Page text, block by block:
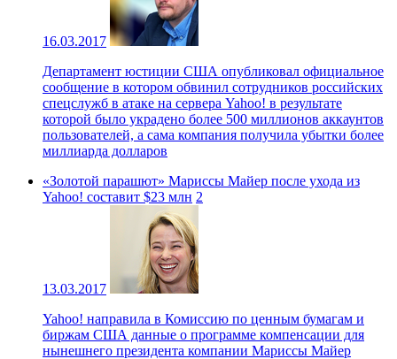
16.03.2017
Департамент юстиции США опубликовал официальное
сообщение в котором обвинил сотрудников российских
спецслужб в атаке на сервера Yahoo! в результате
которой было украдено более 500 миллионов аккаунтов
пользователей, а сама компания получила убытки более
миллиарда долларов
«Золотой парашют» Мариссы Майер после ухода из
Yahoo! составит $23 млн 2
13.03.2017
Yahoo! направила в Комиссию по ценным бумагам и
биржам США данные о программе компенсации для
нынешнего президента компании Мариссы Майер